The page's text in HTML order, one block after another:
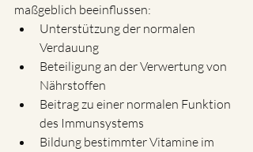
maßgeblich beeinflussen:
Unterstützung der normalen
Verdauung
Beteiligung an der Verwertung von
Nährstoffen
Beitrag zu einer normalen Funktion
des Immunsystems
Bildung bestimmter Vitamine im